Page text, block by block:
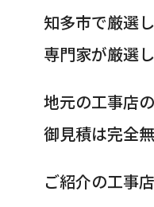
知多市で厳選
専門家が厳選
地元の工事店
御見積は完全
ご紹介の工事